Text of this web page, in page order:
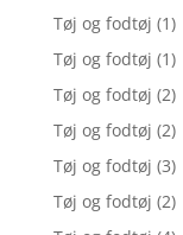
Tøj og fodtøj (1)
Tøj og fodtøj (1)
Tøj og fodtøj (2)
Tøj og fodtøj (2)
Tøj og fodtøj (3)
Tøj og fodtøj (2)